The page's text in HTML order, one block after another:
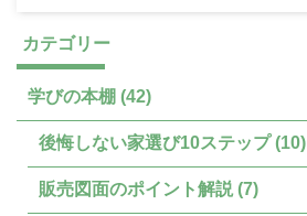
カテゴリー
学びの本棚 (42)
後悔しない家選び10ステップ (10)
販売図面のポイント解説 (7)